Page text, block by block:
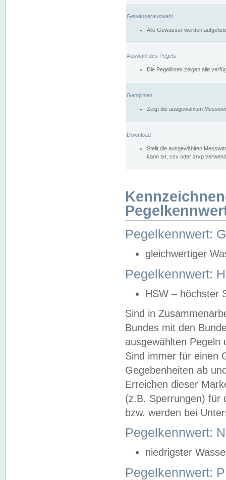
Gewässerauswahl
Alle Gewässer werden
Auswahl des Pegels
Die Pegellisten zeigen alle
Ganglinien
Zeigt die ausgewählten
Download
Stellt die ausgewählten
kann txt, csv oder zrxp
Pegelkennwert:
gleichwertiger
Pegelkennwert:
HSW – höchster
Sind in
Bundes mit den
ausgewählten
Sind immer für einen
Gegebenheiten ab
Erreichen dieser
(z.B. Sperrungen) für
bzw. werden bei
Pegelkennwert:
niedrigster
Pegelkennwert: